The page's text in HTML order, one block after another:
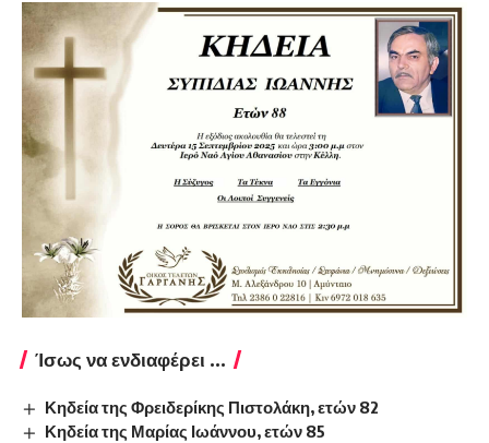
Ίσως να ενδιαφέρει ...
Κηδεία της Φρειδερίκης Πιστολάκη, ετών 82
Κηδεία της Μαρίας Ιωάννου, ετών 85